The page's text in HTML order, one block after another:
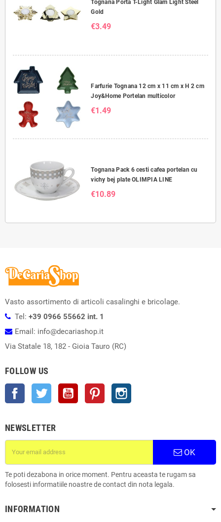
Tognana Porta T-Light Glam Light Steel
Gold
€3.49
Farfurie Tognana 12 cm x 11 cm x H 2 cm
Joy&Home Portelan multicolor
€1.49
Tognana Pack 6 cesti cafea portelan cu
vichy bej plate OLIMPIA LINE
€10.89
Vasto assortimento di articoli casalinghi e bricolage.
Tel: +39 0966 55662 int. 1
Email: info@decariashop.it
Via Statale 18, 182 - Gioia Tauro (RC)
FOLLOW US
Facebook Twitter YouTube Pinterest
NEWSLETTER
OK
Te poti dezabona in orice moment. Pentru aceasta te rugam sa
folosesti informatiile noastre de contact din nota legala.
INFORMATION